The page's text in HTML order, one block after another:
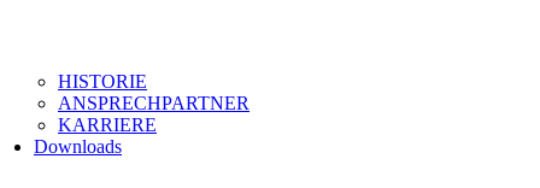
HISTORIE
ANSPRECHPARTNER
KARRIERE
Downloads